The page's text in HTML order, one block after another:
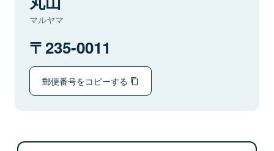
マルヤマ
235-0011
郵便番号をコピーする